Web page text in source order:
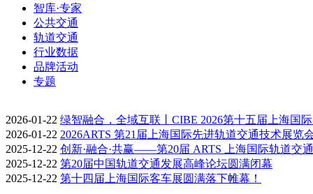
智库·专家
公共交通
轨道交通
行业数据
品牌活动
专题
2026-01-22 绿智融合，全域互联丨CIBE 2026第十五届上海国
2026-01-22 2026ARTS 第21届上海国际先进轨道交通技术展览
2025-12-22 创新·融合·共赢——第20届 ARTS 上海国际轨道交
2025-12-22 第20届中国轨道交通发展高峰论坛圆满闭幕
2025-12-22 第十四届上海国际客车展圆满落下帷幕！